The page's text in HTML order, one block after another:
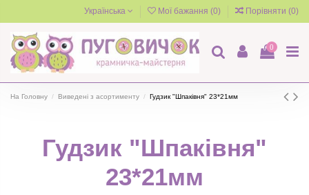
Українська Мої бажання (0) Порівняти (0)
0
На Головну Виведені з асортименту Гудзик "Шпаківня" 23*21мм
Гудзик "Шпаківня"
23*21мм